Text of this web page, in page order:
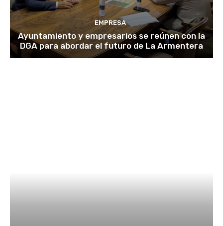
EMPRESA
Ayuntamiento y empresarios se reúnen con la
DGA para abordar el futuro de La Armentera